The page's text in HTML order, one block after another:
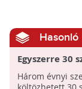
Hasonló
Egyszerre 30
szabadon
Három évnyi